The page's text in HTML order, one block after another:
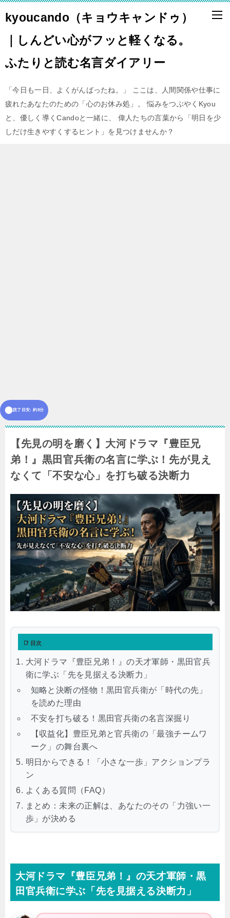
kyoucando（キョウキャンドゥ）
｜しんどい心がフッと軽くなる。
ふたりと読む名言ダイアリー
「今日も一日、よくがんばったね。」 ここは、人間関係や仕事に
疲れたあなたのための「心のお休み処」。 悩みをつぶやくKyou
と、優しく導くCandoと一緒に、 偉人たちの言葉から「明日を少
しだけ生きやすくするヒント」を見つけませんか？
読了目安: 約8分
【先見の明を磨く】大河ドラマ『豊臣兄
弟！』黒田官兵衛の名言に学ぶ！先が見え
なくて「不安な心」を打ち破る決断力
📑 目次
大河ドラマ『豊臣兄弟！』の天才軍師・黒田官兵
衛に学ぶ「先を見据える決断力」
知略と決断の怪物！黒田官兵衛が「時代の先」
を読めた理由
不安を打ち破る！黒田官兵衛の名言深掘り
【収益化】豊臣兄弟と官兵衛の「最強チームワ
ーク」の舞台裏へ
明日からできる！「小さな一歩」アクションプラ
ン
よくある質問（FAQ）
まとめ：未来の正解は、あなたのその「力強い一
歩」が決める
大河ドラマ『豊臣兄弟！』の天才軍師・黒
田官兵衛に学ぶ「先を見据える決断力」